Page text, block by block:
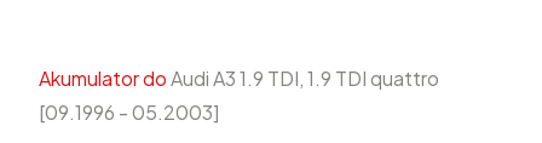
Akumulator doAudi A3 1.9 TDI, 1.9 TDI quattro
[09.1996 - 05.2003]